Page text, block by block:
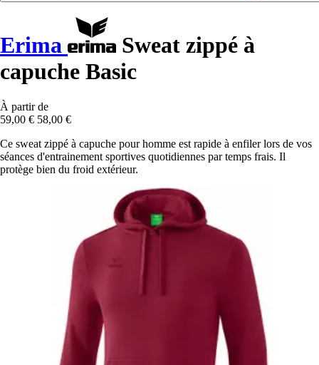
Erima
Sweat zippé à
capuche Basic
À partir de
59,00 € 58,00 €
Ce sweat zippé à capuche pour homme est rapide à enfiler lors de vos
séances d'entrainement sportives quotidiennes par temps frais. Il
protège bien du froid extérieur.